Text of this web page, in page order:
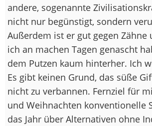
andere, sogenannte
nicht nur begünstigt, sondern
Außerdem ist er gut gegen Zähne
ich an machen Tagen genascht
dem Putzen kaum hinterher. Ich
Es gibt keinen Grund, das süße
nicht zu verbannen. Fernziel für
und Weihnachten konventionelle
das Jahr über Alternativen ohne